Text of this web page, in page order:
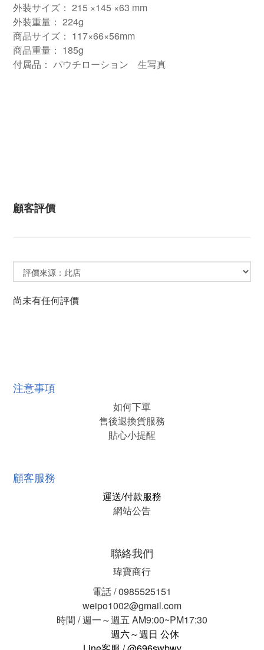
外装サイズ： 215 ×145 ×63 mm
外装重量： 224g
商品サイズ： 117×66×56mm
商品重量： 185g
付属品： パウチローション 生写真
顧客評價
尚未有任何評價
注意事項
如何下單
售後退換貨服務
貼心小提醒
顧客服務
運送/付款服務
網站公告
聯絡我們
瑋寶商行
電話 / 0985525151
weipo1002@gmail.com
時間 / 週一～週五 AM9:00~PM17:30
週六～週日 公休